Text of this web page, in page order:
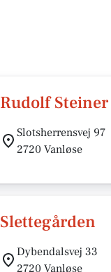
Rudolf Steiner
Slotsherrensvej 97
2720 Vanløse
Slettegården
Dybendalsvej 33
2720 Vanløse